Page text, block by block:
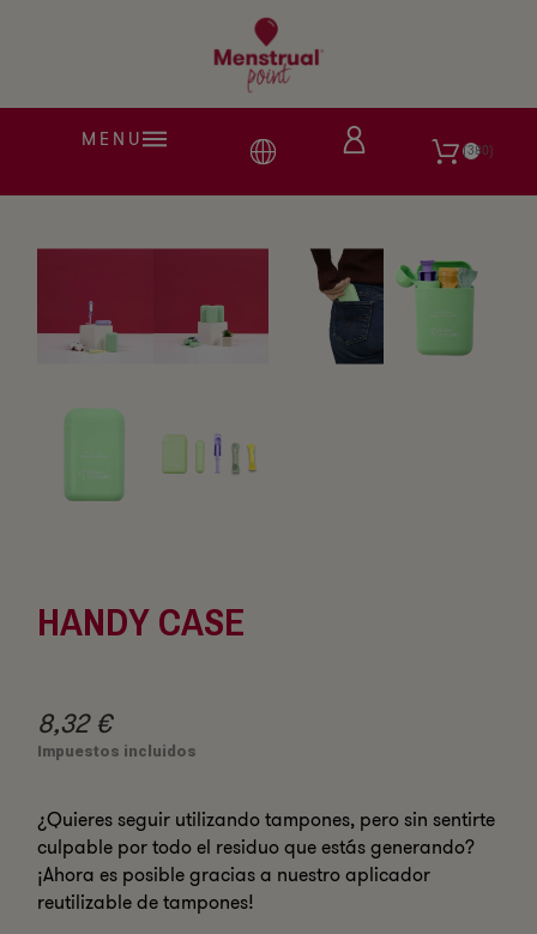
MENU 380
HANDY CASE
8,32 €
Impuestos incluidos
¿Quieres seguir utilizando tampones, pero sin sentirte
culpable por todo el residuo que estás generando?
¡Ahora es posible gracias a nuestro aplicador
reutilizable de tampones!